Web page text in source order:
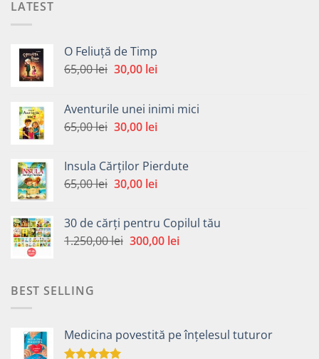
LATEST
O Feliuță de Timp
65,00lei Prețul
fost:
65,00 lei.
30,00 leiPrețul
30,00 lei.
Aventurile unei inimi mici
65,00lei Prețul
fost:
65,00 lei.
30,00 leiPrețul
30,00 lei.
Insula Cărților Pierdute
65,00lei Prețul
fost:
65,00 lei.
30,00 leiPrețul
30,00 lei.
30 de cărți pentru Copilul tău
1.250,00lei Prețul
300,00 leiPrețul
BEST SELLING
Medicina povestită pe înțelesul tuturor